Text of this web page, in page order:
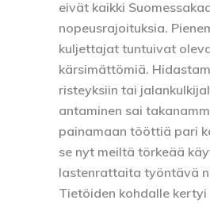
eivät kaikki
nopeusrajoituksia.
kuljettajat tuntuivat
kärsimättömiä.
risteyksiin tai
antaminen sai
painamaan tööttiä pari
se nyt meiltä törkeää
lastenrattaita työntävä
Tietöiden kohdalle